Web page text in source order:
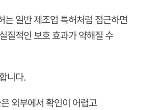
는 일반 제조업 특허처럼 접근하면
질적인 보호 효과가 약해질 수
니다.
외부에서 확인이 어렵고